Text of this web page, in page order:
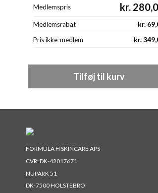
Medlemspris kr.
Medlemsrabat kr.
Pris ikke-medlem kr.
Tilføj til kurv
FORMULA H SKINCARE APS
CVR: DK-42017671
NUPARK 51
DK-7500 HOLSTEBRO